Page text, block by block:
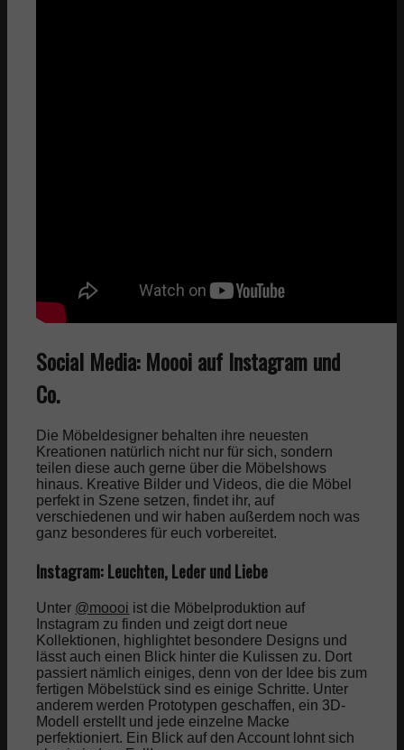
Social Media: Moooi auf Instagram und
Co.
Die Möbeldesigner behalten ihre neuesten
Kreationen natürlich nicht nur für sich, sondern
teilen diese auch gerne über die Möbelshows
hinaus. Kreative Bilder und Videos, die die Möbel
perfekt in Szene setzen, findet ihr, auf
verschiedenen und wir haben außerdem noch was
ganz besonderes für euch vorbereitet.
Instagram: Leuchten, Leder und Liebe
Unter @moooi ist die Möbelproduktion auf
Instagram zu finden und zeigt dort neue
Kollektionen, highlightet besondere Designs und
lässt auch einen Blick hinter die Kulissen zu. Dort
passiert nämlich einiges, denn von der Idee bis zum
fertigen Möbelstück sind es einige Schritte. Unter
anderem werden Prototypen geschaffen, ein 3D-
Modell erstellt und jede einzelne Macke
perfektioniert. Ein Blick auf den Account lohnt sich